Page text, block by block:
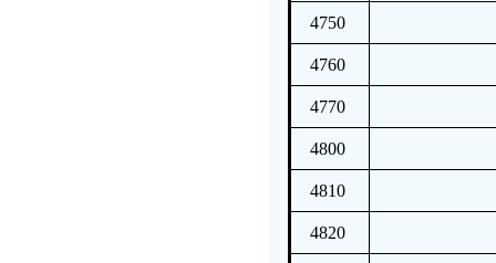
4750
4760
4770
4800
4810
4820